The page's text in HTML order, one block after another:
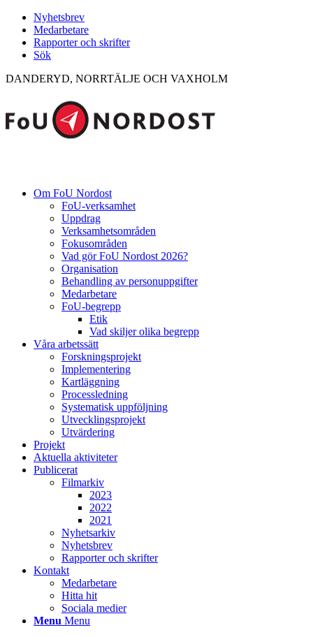
Nyhetsbrev
Medarbetare
Rapporter och skrifter
Sök
DANDERYD, NORRTÄLJE OCH VAXHOLM
Om FoU Nordost
FoU-verksamhet
Uppdrag
Verksamhetsområden
Fokusområden
Vad gör FoU Nordost 2026?
Organisation
Behandling av personuppgifter
Medarbetare
FoU-begrepp
Etik
Vad skiljer olika begrepp
Våra arbetssätt
Forskningsprojekt
Implementering
Kartläggning
Processledning
Systematisk uppföljning
Utvecklingsprojekt
Utvärdering
Projekt
Aktuella aktiviteter
Publicerat
Filmarkiv
2023
2022
2021
Nyhetsarkiv
Nyhetsbrev
Rapporter och skrifter
Kontakt
Medarbetare
Hitta hit
Sociala medier
Menu Menu